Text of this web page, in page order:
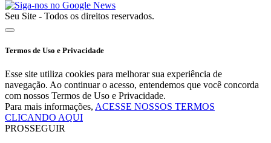
Seu Site - Todos os direitos reservados.
Termos de Uso e Privacidade
Esse site utiliza cookies para melhorar sua experiência de
navegação. Ao continuar o acesso, entendemos que você concorda
com nossos Termos de Uso e Privacidade.
Para mais informações, ACESSE NOSSOS TERMOS
CLICANDO AQUI
PROSSEGUIR